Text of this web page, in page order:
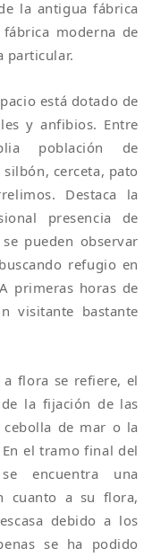
la antigua fábrica
moderna de
particular.
está dotado de
y anfibios. Entre
población de
cerceta, pato
Destaca la
presencia de
pueden observar
refugio en
primeras horas de
visitante bastante
a flora se refiere, el
la fijación de las
cebolla de mar o la
el tramo final del
encuentra una
cuanto a su flora,
debido a los
se ha podido